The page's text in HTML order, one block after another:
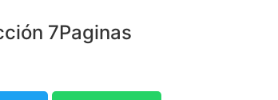
7Paginas